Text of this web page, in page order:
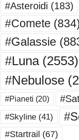
#Asteroidi (183)
#Comete
#Galassie
#Luna(2553)
#Nebulose
#Pianeti (20)
#Skyline(41)
#Startrail (67)